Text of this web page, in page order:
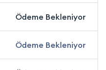
Ödeme Bekleniyor
Ödeme Bekleniyor